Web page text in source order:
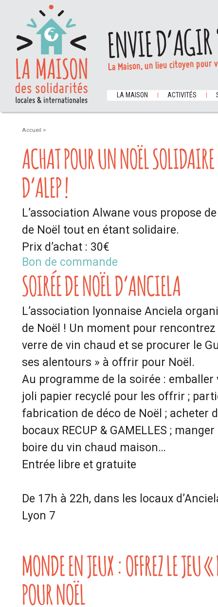
ENVIE
La Maison, un lieu citoyen
LA MAISON ACTIVITÉS
Accueil >
ACHAT POUR UN NOËL
D’ALEP !
L’association Alwane vous propose
de Noël tout en étant solidaire.
Prix d’achat : 30€
Bon de commande
SOIRÉE DE NOËL D’ANCIELA
L’association lyonnaise Anciela
de Noël ! Un moment pour
verre de vin chaud et se procurer le
ses alentours » à offrir pour Noël.
Au programme de la soirée :
joli papier recyclé pour les offrir ;
fabrication de déco de Noël ; acheter
bocaux RECUP & GAMELLES ;
boire du vin chaud maison…
Entrée libre et gratuite
De 17h à 22h, dans les locaux
Lyon 7
MONDE EN JEUX : OFFREZ LE JEU
POUR NOËL